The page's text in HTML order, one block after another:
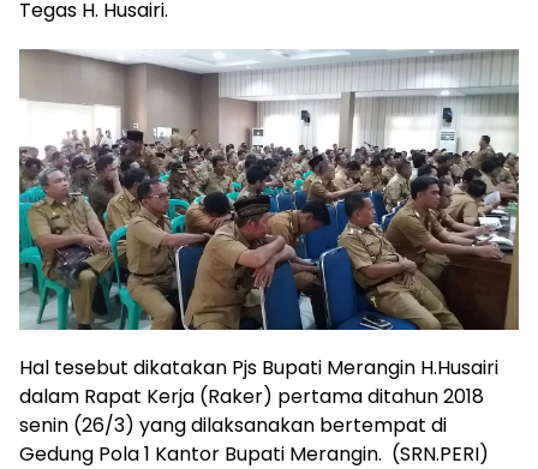
Tegas H. Husairi.
Hal tesebut dikatakan Pjs Bupati Merangin H.Husairi
dalam Rapat Kerja (Raker) pertama ditahun 2018
senin (26/3) yang dilaksanakan bertempat di
Gedung Pola 1 Kantor Bupati Merangin. (SRN.PERI)